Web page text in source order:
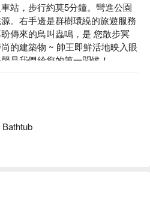
站，步行約莫5分鐘。彎進公園
。右手邊是群樹環繞的旅遊服務
傳來的鳥叫蟲鳴，是 您散步冥
的建築物 ~ 帥王即鮮活地映入眼
是我們給您的第一問候！
評推薦。
王溫泉大飯店，讓你輕鬆探索熱
縣礁溪鄉，近礁溪地景廣場、湯
泉大飯店住宿方案、帥王溫泉大
Bathtub